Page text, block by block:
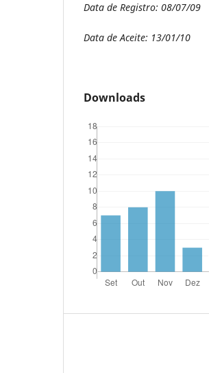
Data de Registro: 08/07/09
Data de Aceite: 13/01/10
Downloads